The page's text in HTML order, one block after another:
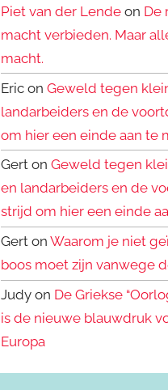
Piet van der Lende on De
macht verbieden. Maar
macht.
Eric onGeweld tegen
landarbeiders en de
om hier een einde aan te
Gert onGeweld tegen
en landarbeiders en de
strijd om hier een einde
Gert onWaarom je niet
boos moet zijn vanwege
Judy on De Griekse
is de nieuwe blauwdruk
Europa